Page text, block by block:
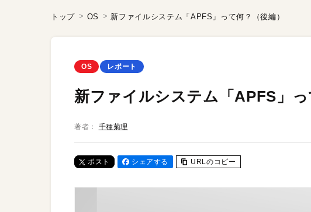
トップ OS 新ファイルシステム「APFS」って何？（後編）
OS レポート
新ファイルシステム「APFS」っ
著者： 千種菊理
ポスト シェアする URLのコピー